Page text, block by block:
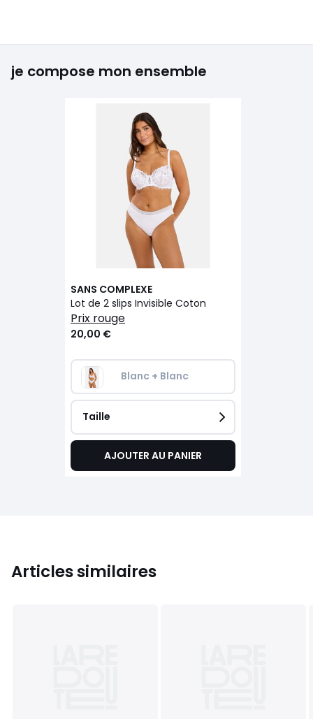
je compose mon ensemble
SANS COMPLEXE
Lot de 2 slips Invisible Coton
prix rouge
20,00 €
Blanc + Blanc
Taille
AJOUTER AU PANIER
Articles similaires